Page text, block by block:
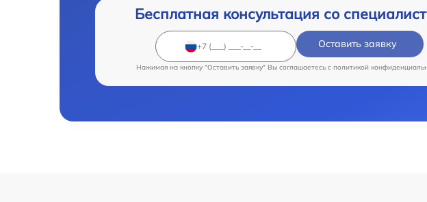
Бесплатная консультация со
Оставить заявку
Нажимая на кнопку "Оставить заявку" Вы соглашаетесь c политикой